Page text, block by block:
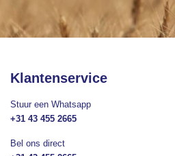
Klantenservice
Stuur een Whatsapp
+31 43 455 2665
Bel ons direct